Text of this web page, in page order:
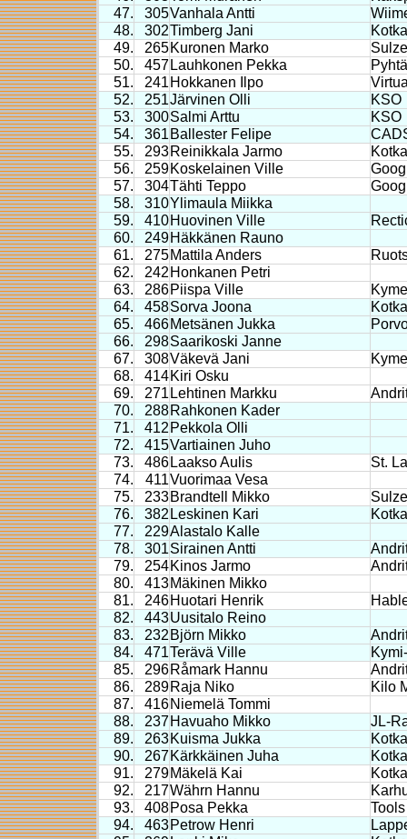
47.
305Vanhala Antti
48.
302Timberg Jani
49.
265Kuronen Marko
50.
457 Lauhkonen Pekka
51.
241 Hokkanen Ilpo
52.
251Järvinen Olli
KSO
53.
300Salmi Arttu
KSO
54.
361 Ballester Felipe
55.
293Reinikkala Jarmo
56.
259Koskelainen Ville
57.
304Tähti Teppo
58.
310Ylimaula Miikka
59.
410Huovinen Ville
60.
249Häkkänen Rauno
61.
275Mattila Anders
62.
242 Honkanen Petri
63.
286Piispa Ville
64.
458Sorva Joona
Kotka
65.
466Metsänen Jukka
66.
298Saarikoski Janne
67.
308Väkevä Jani
68.
414Kiri Osku
69.
271 Lehtinen Markku
70.
288Rahkonen Kader
71.
412 Pekkola Olli
72.
415Vartiainen Juho
73.
486 Laakso Aulis
St.
74.
411Vuorimaa Vesa
75.
233Brandtell Mikko
76.
382 Leskinen Kari
Kotka
77.
229Alastalo Kalle
78.
301Sirainen Antti
79.
254Kinos Jarmo
80.
413Mäkinen Mikko
81.
246Huotari Henrik
82.
443Uusitalo Reino
83.
232 Björn Mikko
84.
471Terävä Ville
85.
296Råmark Hannu
86.
289Raja Niko
Kilo
87.
416Niemelä Tommi
88.
237Havuaho Mikko
JL-
89.
263Kuisma Jukka
90.
267Kärkkäinen Juha
Kotka
91.
279Mäkelä Kai
92.
217Währn Hannu
93.
408Posa Pekka
Tools
94.
463Petrow Henri